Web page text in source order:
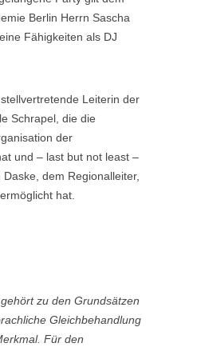
Berlin Herrn Sascha
Fähigkeiten als DJ
Leiterin der
Schrapel, die die
der
und – last but not least –
dem Regionalleiter,
hat.
zu den Grundsätzen
Gleichbehandlung
Für den